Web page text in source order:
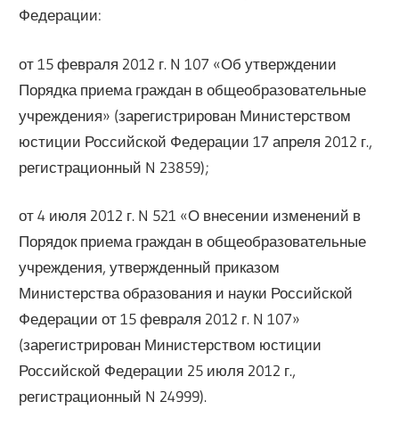
Федерации:
от 15 февраля 2012 г. N 107 «Об утверждении
Порядка приема граждан в общеобразовательные
учреждения» (зарегистрирован Министерством
юстиции Российской Федерации 17 апреля 2012 г.,
регистрационный N 23859);
от 4 июля 2012 г. N 521 «О внесении изменений в
Порядок приема граждан в общеобразовательные
учреждения, утвержденный приказом
Министерства образования и науки Российской
Федерации от 15 февраля 2012 г. N 107»
(зарегистрирован Министерством юстиции
Российской Федерации 25 июля 2012 г.,
регистрационный N 24999).